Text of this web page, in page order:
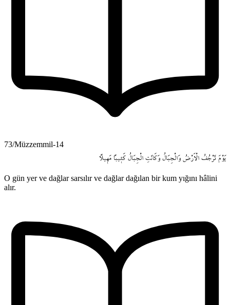
73/Müzzemmil-14
يَوْمَ تَرْجُفُ الْاَرْضُ وَالْجِبَالُ وَكَانَتِ الْجِبَالُ كَث۪يباً مَه۪يلاً
O gün yer ve dağlar sarsılır ve dağlar dağılan bir kum yığını hâlini
alır.